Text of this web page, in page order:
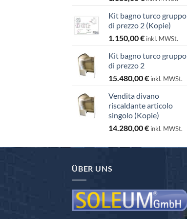
Kit bagno turco gruppo
di prezzo 2 (Kopie)
1.150,00€ inkl. MWSt.
Kit bagno turco gruppo
di prezzo 2
15.480,00€ inkl. MWSt.
Vendita divano
riscaldante articolo
singolo (Kopie)
14.280,00€ inkl. MWSt.
ÜBER UNS